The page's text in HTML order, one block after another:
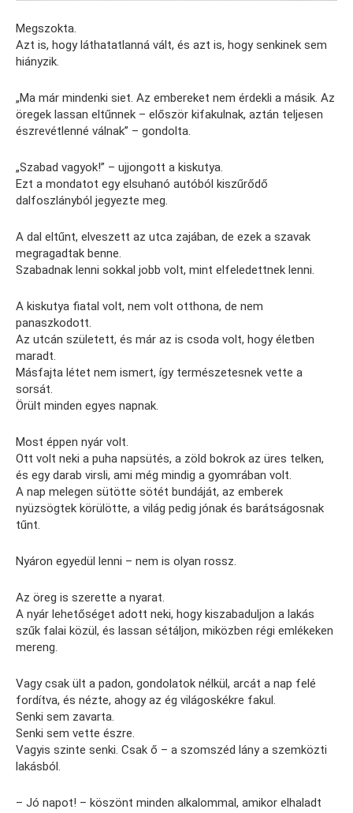
Megszokta.
Azt is, hogy láthatatlanná vált, és azt is, hogy senkinek sem
hiányzik.
„Ma már mindenki siet. Az embereket nem érdekli a másik. Az
öregek lassan eltűnnek – először kifakulnak, aztán teljesen
észrevétlenné válnak” – gondolta.
„Szabad vagyok!” – ujjongott a kiskutya.
Ezt a mondatot egy elsuhanó autóból kiszűrődő
dalfoszlányból jegyezte meg.
A dal eltűnt, elveszett az utca zajában, de ezek a szavak
megragadtak benne.
Szabadnak lenni sokkal jobb volt, mint elfeledettnek lenni.
A kiskutya fiatal volt, nem volt otthona, de nem
panaszkodott.
Az utcán született, és már az is csoda volt, hogy életben
maradt.
Másfajta létet nem ismert, így természetesnek vette a
sorsát.
Örült minden egyes napnak.
Most éppen nyár volt.
Ott volt neki a puha napsütés, a zöld bokrok az üres telken,
és egy darab virsli, ami még mindig a gyomrában volt.
A nap melegen sütötte sötét bundáját, az emberek
nyüzsögtek körülötte, a világ pedig jónak és barátságosnak
tűnt.
Nyáron egyedül lenni – nem is olyan rossz.
Az öreg is szerette a nyarat.
A nyár lehetőséget adott neki, hogy kiszabaduljon a lakás
szűk falai közül, és lassan sétáljon, miközben régi emlékeken
mereng.
Vagy csak ült a padon, gondolatok nélkül, arcát a nap felé
fordítva, és nézte, ahogy az ég világoskékre fakul.
Senki sem zavarta.
Senki sem vette észre.
Vagyis szinte senki. Csak ő – a szomszéd lány a szemközti
lakásból.
– Jó napot! – köszönt minden alkalommal, amikor elhaladt